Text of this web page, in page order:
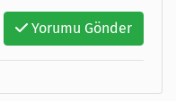
Yorumu Gönder